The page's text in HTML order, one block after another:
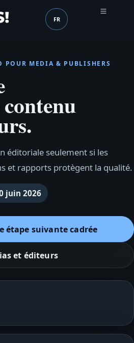
Langue (mobile
FR
POUR MEDIA & PUBLISHERS
éditoriale seulement si les
et rapports protègent la qualité.
juin 2026
étape suivante cadrée
et éditeurs